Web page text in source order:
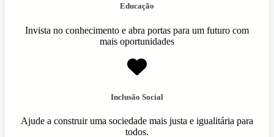
Educação
Invista no conhecimento e abra portas para um futuro com
mais oportunidades
Inclusão Social
Ajude a construir uma sociedade mais justa e igualitária para
todos.